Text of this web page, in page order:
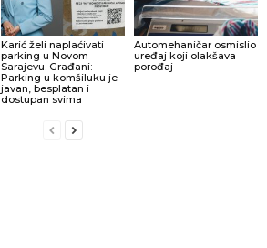
Karić želi naplaćivati
parking u Novom
Sarajevu. Građani:
Parking u komšiluku je
javan, besplatan i
dostupan svima
Automehaničar osmislio
uređaj koji olakšava
porođaj